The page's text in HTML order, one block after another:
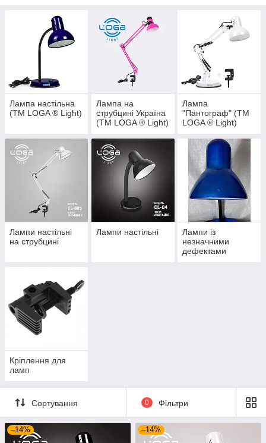
Продукція сертифікована, українського виробництва, гарантія
Блискавична відправка
Новинка - підлоговий світильник!
Лампи ТМ LOGA - це гарний подарунок собі або своїй
родині, рідним і близьким!
Обирайте "свою" лампу!
Лампа настільна
(ТМ LOGA ® Light)
Лампа на
струбцині Україна
(ТМ LOGA ® Light)
Лампа
"Пантограф" (ТМ
LOGA ® Light)
Лампи настільні
на струбцині
Лампи настільні
Лампи із
незначними
дефектами
Кріплення для
ламп
Сортування 0 Фільтри
–14% –14%